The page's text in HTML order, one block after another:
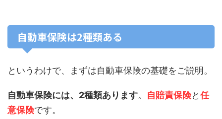
自動車保険は2種類ある
というわけで、まずは自動車保険の基礎をご説明。
自動車保険には、2種類あります。 自賠責保険と任
意保険です。